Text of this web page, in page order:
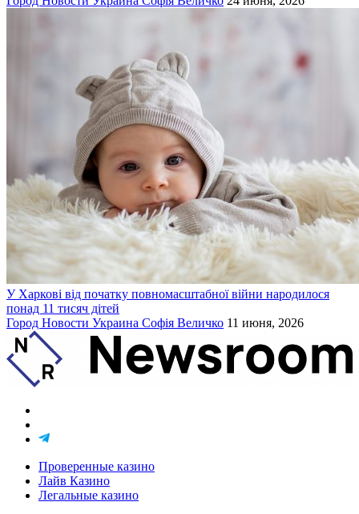
У Харкові від початку повномасштабної війни народилося
понад 11 тисяч дітей
Город Новости Украина Софія Величко 11 июня, 2026
Проверенные казино
Лайв Казино
Легальные казино